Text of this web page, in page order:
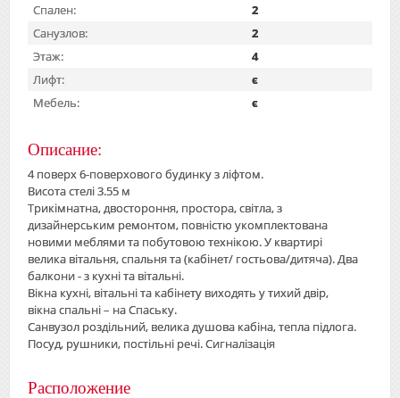
Спален:
2
Санузлов:
2
Этаж:
4
Лифт:
є
Мебель:
є
Описание:
4 поверх 6-поверхового будинку з ліфтом.
Висота стелі 3.55 м
Трикімнатна, двостороння, простора, світла, з
дизайнерським ремонтом, повністю укомплектована
новими меблями та побутовою технікою. У квартирі
велика вітальня, спальня та (кабінет/ гостьова/дитяча). Два
балкони - з кухні та вітальні.
Вікна кухні, вітальні та кабінету виходять у тихий двір,
вікна спальні – на Спаську.
Санвузол роздільний, велика душова кабіна, тепла підлога.
Посуд, рушники, постільні речі. Сигналізація
Расположение